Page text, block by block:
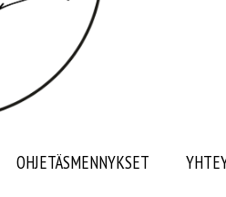
OHJETÄSMENNYKSET